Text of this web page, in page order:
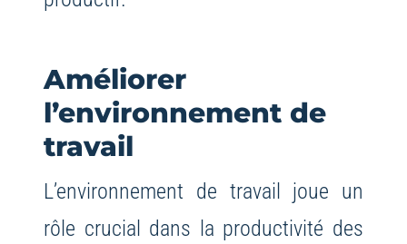
Améliorer
l’environnement de
travail
L’environnement de travail joue un
rôle crucial dans la productivité des